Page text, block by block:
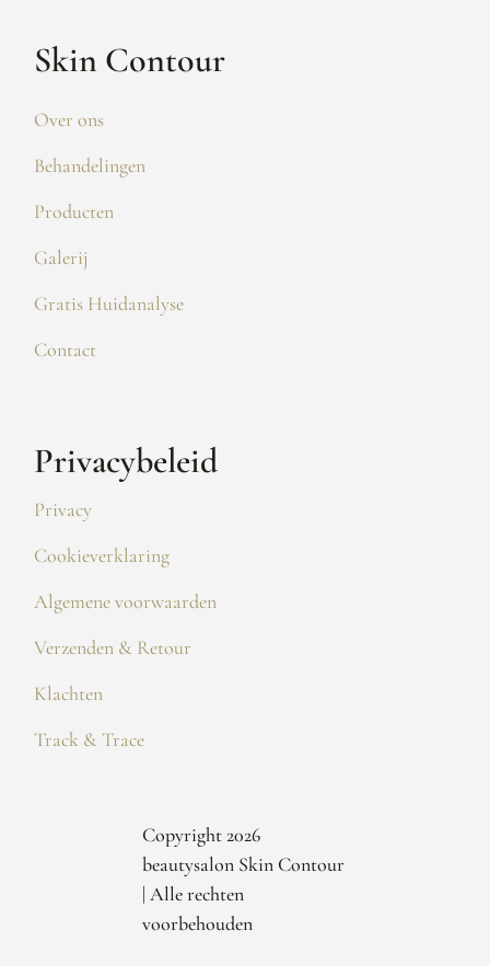
Skin Contour
Over ons
Behandelingen
Producten
Galerij
Gratis Huidanalyse
Contact
Privacybeleid
Privacy
Cookieverklaring
Algemene voorwaarden
Verzenden & Retour
Klachten
Track & Trace
Copyright 2026
beautysalon Skin Contour
| Alle rechten
voorbehouden